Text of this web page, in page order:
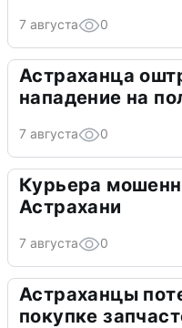
7 августа 0
Астраханца
нападение на
7 августа 0
Курьера
Астрахани
7 августа 0
Астраханцы
покупке